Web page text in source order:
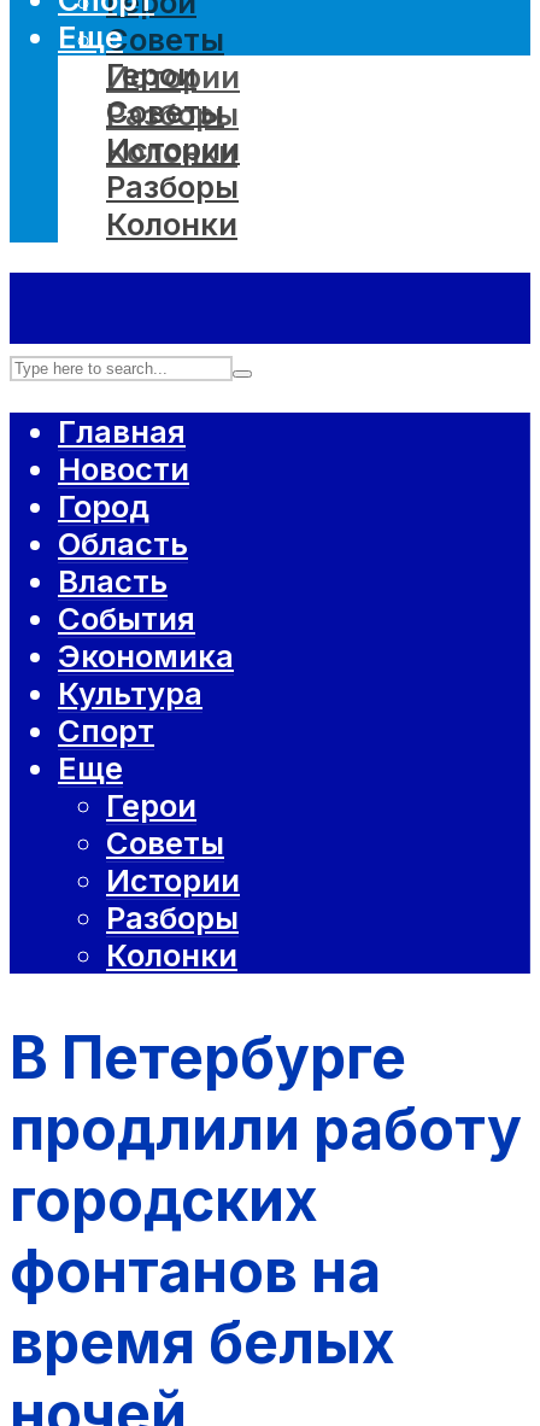
Советы
Истории
Разборы
Колонки
Еще
Герои
Советы
Истории
Разборы
Колонки
Главная
Новости
Город
Область
Власть
События
Экономика
Культура
Спорт
Еще
Герои
Советы
Истории
Разборы
Колонки
В Петербурге
продлили работу
городских
фонтанов на
время белых